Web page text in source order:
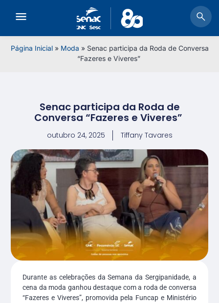
Página Inicial» Moda » Senac participa da Roda de Conversa
“Fazeres e Viveres”
Senac participa da Roda de
Conversa “Fazeres e Viveres”
outubro 24, 2025 Tiffany Tavares
Durante as celebrações da Semana da Sergipanidade, a
cena da moda ganhou destaque com a roda de conversa
“Fazeres e Viveres”, promovida pela Funcap e Ministério